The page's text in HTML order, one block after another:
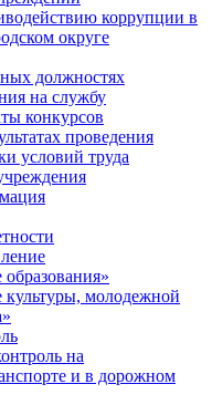
коррупции в
округе
должностях
на службу
конкурсов
проведения
условий труда
молодежной
на
и в дорожном